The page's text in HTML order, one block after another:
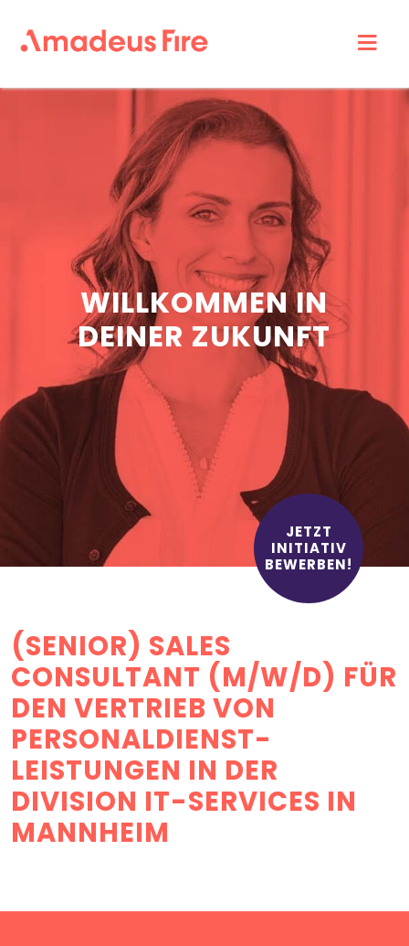
Karriere
WILLKOMMEN IN
DEINER ZUKUNFT
JETZT
INITIATIV
BEWERBEN!
(SENIOR) SALES
CONSULTANT (M/W/D) FÜR
DEN VERTRIEB VON
PERSONAL­DIENST­
LEISTUNGEN IN DER
DIVISION IT-SERVICES IN
MANNHEIM